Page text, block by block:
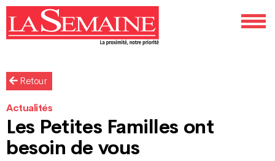
Retour
Actualités
Les Petites Familles ont
besoin de vous